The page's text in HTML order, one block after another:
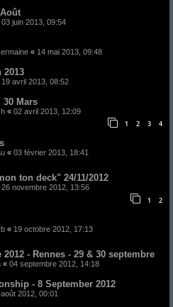
03 juin 2013, 09:54
« 14 mai 2013, 09:48
2013
19 avril 2013, 08:52
30 Mars
« 02 avril 2013, 12:09
1 2 3 4
« 03 février 2013, 18:41
ton deck" 24/11/2012
26 novembre 2012, 13:56
1 2
« 19 octobre 2012, 17:13
- Rennes - 29 & 30 septembre
« 04 septembre 2012, 14:18
- 8 September 2012
2012, 00:01